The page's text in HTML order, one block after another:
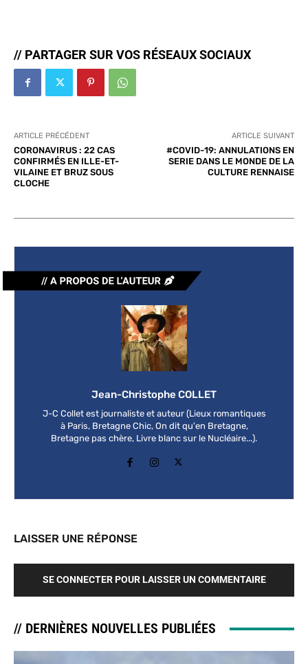
// PARTAGER SUR VOS RÉSEAUX SOCIAUX
ARTICLE PRÉCÉDENT
CORONAVIRUS : 22 CAS
CONFIRMÉS EN ILLE-ET-
VILAINE ET BRUZ SOUS
CLOCHE
ARTICLE SUIVANT
#COVID-19: ANNULATIONS EN
SERIE DANS LE MONDE DE LA
CULTURE RENNAISE
Jean-Christophe COLLET
J-C Collet est journaliste et auteur (Lieux romantiques
à Paris, Bretagne Chic, On dit qu'en Bretagne,
Bretagne pas chère, Livre blanc sur le Nucléaire...).
LAISSER UNE RÉPONSE
SE CONNECTER POUR LAISSER UN COMMENTAIRE
// DERNIÈRES NOUVELLES PUBLIÉES